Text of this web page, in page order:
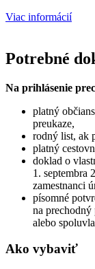
Viac informácií
Potrebné
Na prihlásenie
platný
preukaze,
rodný list, ak
platný
doklad o
1. septembra
zamestnanci
písomné
na prechodný
alebo
Ako vybaviť